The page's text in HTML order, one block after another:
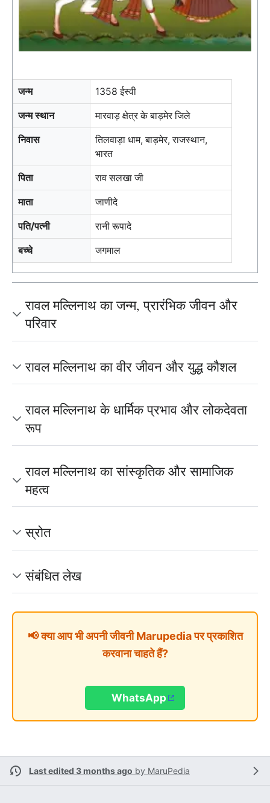
जन्म 1358 ईस्वी
जन्म स्थान मारवाड़ क्षेत्र के बाड़मेर जिले
निवास
तिलवाड़ा धाम, बाड़मेर, राजस्थान,
भारत
पिता राव सलखा जी
माता जाणीदे
पति/पत्नी रानी रूपादे
बच्चे जगमाल
रावल मल्लिनाथ का जन्म, प्रारंभिक जीवन और
परिवार
रावल मल्लिनाथ का वीर जीवन और युद्ध कौशल
रावल मल्लिनाथ के धार्मिक प्रभाव और लोकदेवता
रूप
रावल मल्लिनाथ का सांस्कृतिक और सामाजिक
महत्व
स्रोत
संबंधित लेख
📢 क्या आप भी अपनी जीवनी Marupedia पर प्रकाशित
करवाना चाहते हैं?
WhatsApp
Last edited 3 months ago by MaruPedia